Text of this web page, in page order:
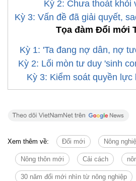
Kỳ 2: Chưa thoát khỏi
Kỳ 3: Vấn đề đã giải quyết,
Tọa đàm Đổi mới
Kỳ 1: 'Ta đang nợ dân, nợ
Kỳ 2: Lối mòn tư duy 'sinh
Kỳ 3: Kiểm soát quyền lực
Xem thêm về: Đổi mới Nông
Nông thôn mới Cải cách
30 năm đổi mới nhìn từ nông nghiệp